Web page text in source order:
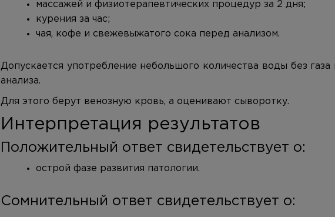
массажей и физиотерапевтических процедур за 2 дня;
курения за час;
чая, кофе и свежевыжатого сока перед анализом.
Допускается употребление небольшого количества воды без
анализа.
Для этого берут венозную кровь, а оценивают сыворотку.
Интерпретация результатов
Положительный ответ свидетельствует о:
острой фазе развития патологии.
Сомнительный ответ свидетельствует о: